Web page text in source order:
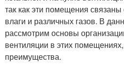
так как эти помещения
влаги и различных газов. В
рассмотрим основы
вентиляции в этих
преимущества.